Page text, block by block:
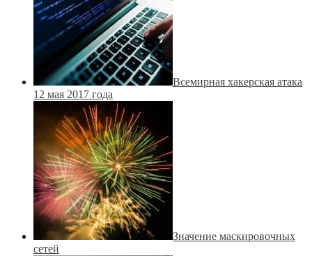
Всемирная хакерская атака
12 мая 2017 года
Значение маскировочных
сетей